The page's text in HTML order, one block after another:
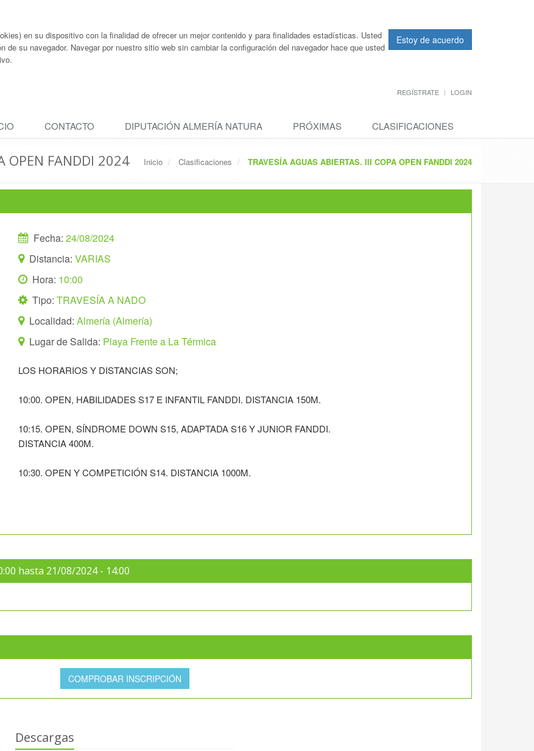
Estoy de acuerdo
en su dispositivo con la finalidad de ofrecer un mejor contenido y para finalidades estadísticas. Usted
su navegador. Navegar por nuestro sitio web sin cambiar la configuración del navegador hace que usted
REGÍSTRATE LOGIN
CONTACTO DIPUTACIÓN ALMERÍA NATURA PRÓXIMAS CLASIFICACIONES
OPEN FANDDI 2024 Inicio Clasificaciones TRAVESÍA AGUAS ABIERTAS. III COPA OPEN FANDDI 2024
Fecha:24/08/2024
Distancia:VARIAS
Hora: 10:00
Tipo:TRAVESÍA A NADO
Localidad:Almería (Almería)
Lugar de Salida: Playa Frente a La Térmica
LOS HORARIOS Y DISTANCIAS SON;
10:00. OPEN, HABILIDADES S17 E INFANTIL FANDDI. DISTANCIA 150M.
10:15. OPEN, SÍNDROME DOWN S15, ADAPTADA S16 Y JUNIOR FANDDI.
DISTANCIA 400M.
10:30. OPEN Y COMPETICIÓN S14. DISTANCIA 1000M.
hasta 21/08/2024 - 14:00
COMPROBAR INSCRIPCIÓN
Descargas